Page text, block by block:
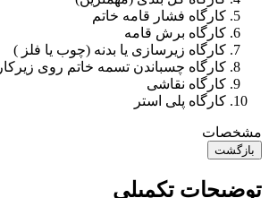
کارگاه فشار قامه خاتم
کارگاه برش قامه
کارگاه زیرسازی یا بدنه (چوب یا فلز )
کارگاه چسباندن تسمه خاتم روی زیرکار
کارگاه نقاشی
کارگاه پلی استر
مشخصات
بازگشت
توضیحات تکمیلی